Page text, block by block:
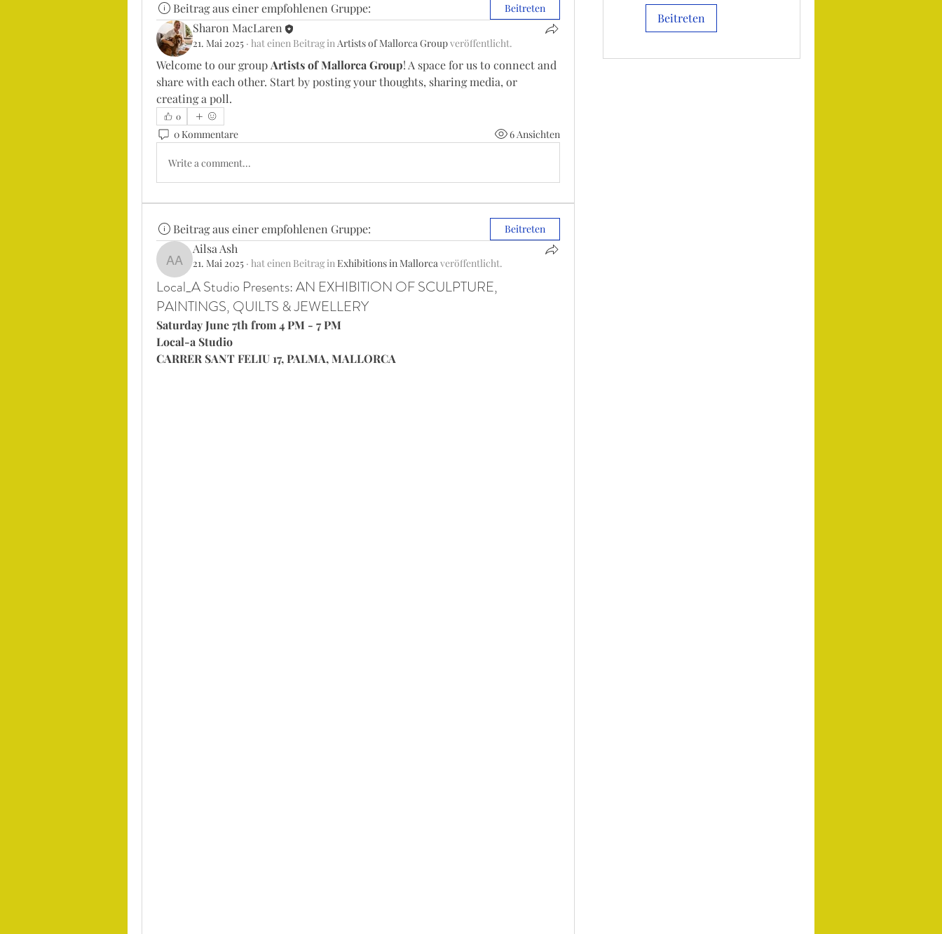
Beitreten
Beitrag aus einer empfohlenen Gruppe: Beitreten
Sharon MacLaren
21. Mai 2025 · hat einen Beitrag inArtists of Mallorca Groupveröffentlicht.
Welcome to our group Artists of Mallorca Group! A space for us to connect and
share with each other. Start by posting your thoughts, sharing media, or
creating a poll.
0
0 Kommentare 6 Ansichten
Write a comment...
Beitrag aus einer empfohlenen Gruppe: Beitreten
Ailsa Ash
Ailsa Ash
21. Mai 2025 · hat einen Beitrag in Exhibitions in Mallorcaveröffentlicht.
Local_A Studio Presents: AN EXHIBITION OF SCULPTURE,
PAINTINGS, QUILTS & JEWELLERY
Saturday June 7th from 4 PM - 7 PM
Local-a Studio
CARRER SANT FELIU 17, PALMA, MALLORCA